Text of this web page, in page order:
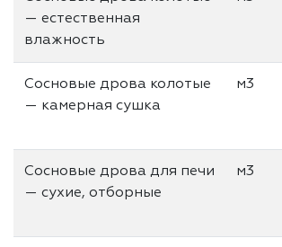
— естественная
влажность
Сосновые дрова колотые
— камерная сушка
м3
Сосновые дрова для печи
— сухие, отборные
м3